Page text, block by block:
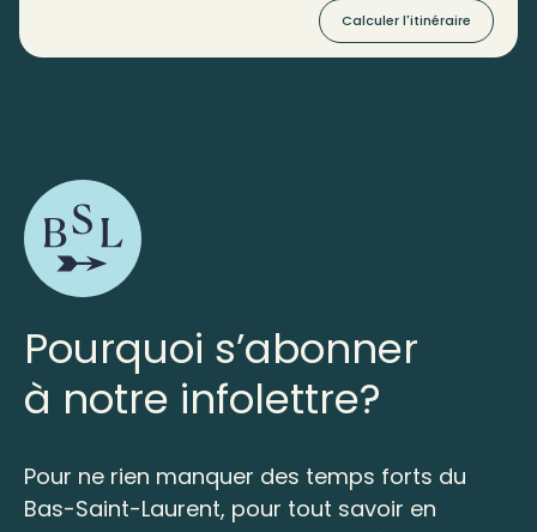
Calculer l'itinéraire
Pourquoi s’abonner
à notre infolettre?
Pour ne rien manquer des temps forts du
Bas-Saint-Laurent, pour tout savoir en